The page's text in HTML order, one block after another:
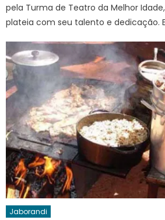
pela Turma de Teatro da Melhor
plateia com seu talento e dedicação.
Jaborandi